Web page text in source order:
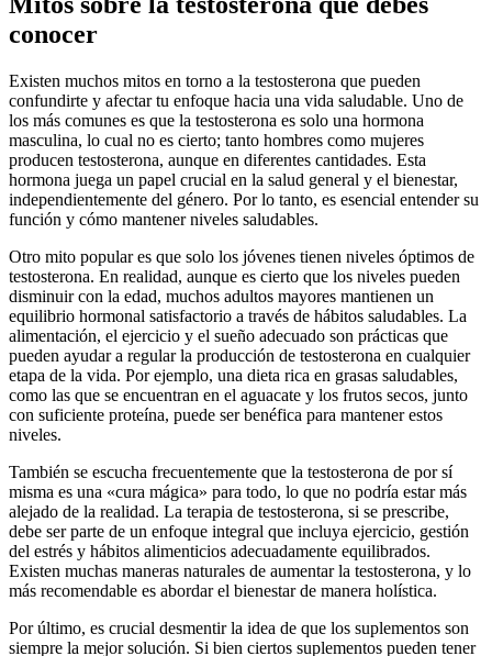
conocer
Existen muchos mitos en torno a la testosterona que pueden
confundirte y afectar tu enfoque hacia una vida saludable. Uno de
los más comunes es que la testosterona es solo una hormona
masculina, lo cual no es cierto; tanto hombres como mujeres
producen testosterona, aunque en diferentes cantidades. Esta
hormona juega un papel crucial en la salud general y el bienestar,
independientemente del género. Por lo tanto, es esencial entender su
función y cómo mantener niveles saludables.
Otro mito popular es que solo los jóvenes tienen niveles óptimos de
testosterona. En realidad, aunque es cierto que los niveles pueden
disminuir con la edad, muchos adultos mayores mantienen un
equilibrio hormonal satisfactorio a través de hábitos saludables. La
alimentación, el ejercicio y el sueño adecuado son prácticas que
pueden ayudar a regular la producción de testosterona en cualquier
etapa de la vida. Por ejemplo, una dieta rica en grasas saludables,
como las que se encuentran en el aguacate y los frutos secos, junto
con suficiente proteína, puede ser benéfica para mantener estos
niveles.
También se escucha frecuentemente que la testosterona de por sí
misma es una «cura mágica» para todo, lo que no podría estar más
alejado de la realidad. La terapia de testosterona, si se prescribe,
debe ser parte de un enfoque integral que incluya ejercicio, gestión
del estrés y hábitos alimenticios adecuadamente equilibrados.
Existen muchas maneras naturales de aumentar la testosterona, y lo
más recomendable es abordar el bienestar de manera holística.
Por último, es crucial desmentir la idea de que los suplementos son
siempre la mejor solución. Si bien ciertos suplementos pueden tener